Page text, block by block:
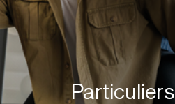
Particuliers